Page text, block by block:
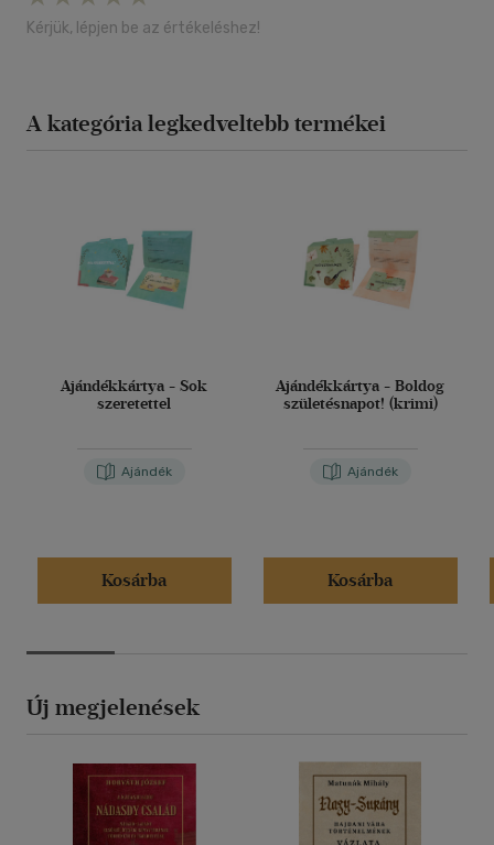
Kérjük, lépjen be az értékeléshez!
A kategória legkedveltebb termékei
Ajándékkártya - Sok
szeretettel
Ajándék
Kosárba
Ajándékkártya - Boldog
születésnapot! (krimi)
Ajándék
Kosárba
Új megjelenések